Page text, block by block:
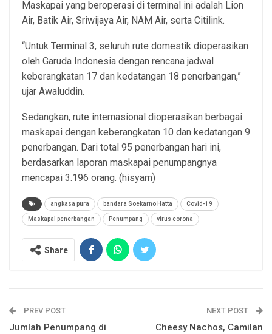
Maskapai yang beroperasi di terminal ini adalah Lion
Air, Batik Air, Sriwijaya Air, NAM Air, serta Citilink.
“Untuk Terminal 3, seluruh rute domestik dioperasikan
oleh Garuda Indonesia dengan rencana jadwal
keberangkatan 17 dan kedatangan 18 penerbangan,”
ujar Awaluddin.
Sedangkan, rute internasional dioperasikan berbagai
maskapai dengan keberangkatan 10 dan kedatangan 9
penerbangan. Dari total 95 penerbangan hari ini,
berdasarkan laporan maskapai penumpangnya
mencapai 3.196 orang. (hisyam)
angkasa pura bandara Soekarno Hatta Covid-19
Maskapai penerbangan Penumpang virus corona
Share
PREV POST
Jumlah Penumpang di
NEXT POST
Cheesy Nachos, Camilan